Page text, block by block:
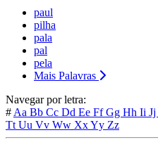
paul
pilha
pala
pal
pela
Mais Palavras
Navegar por letra:
# Aa Bb Cc Dd Ee FfGg Hh Ii Jj
Tt Uu Vv Ww XxYy Zz